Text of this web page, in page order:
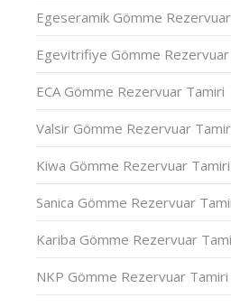
Egeseramik Gömme
Egevitrifiye Gömme
ECA Gömme Rezervuar Tamiri
Valsir Gömme Rezervuar
Kiwa Gömme Rezervuar Tamiri
Sanica Gömme Rezervuar
Kariba Gömme Rezervuar
NKP Gömme Rezervuar Tamiri